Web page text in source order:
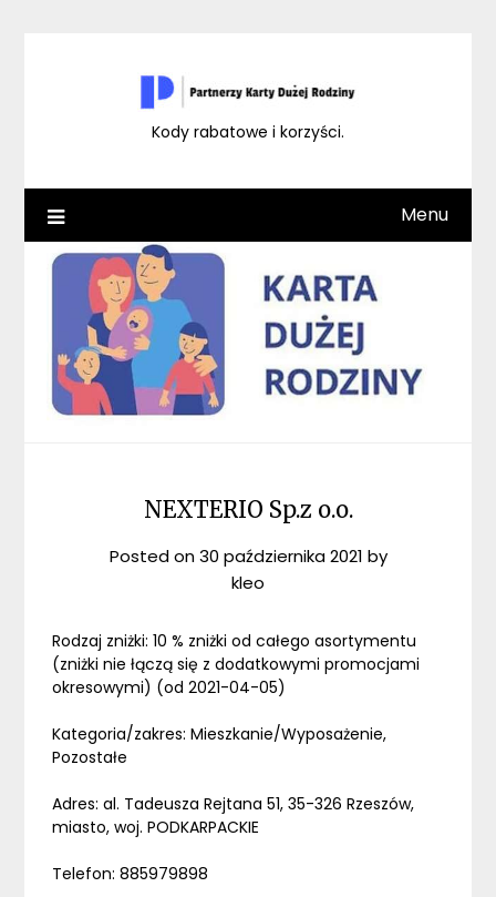
Kody rabatowe i korzyści.
Menu
NEXTERIO Sp.z o.o.
Posted on30 października 2021 by
kleo
Rodzaj zniżki: 10 % zniżki od całego asortymentu
(zniżki nie łączą się z dodatkowymi promocjami
okresowymi) (od 2021-04-05)
Kategoria/zakres: Mieszkanie/Wyposażenie,
Pozostałe
Adres: al. Tadeusza Rejtana 51, 35-326 Rzeszów,
miasto, woj. PODKARPACKIE
Telefon: 885979898